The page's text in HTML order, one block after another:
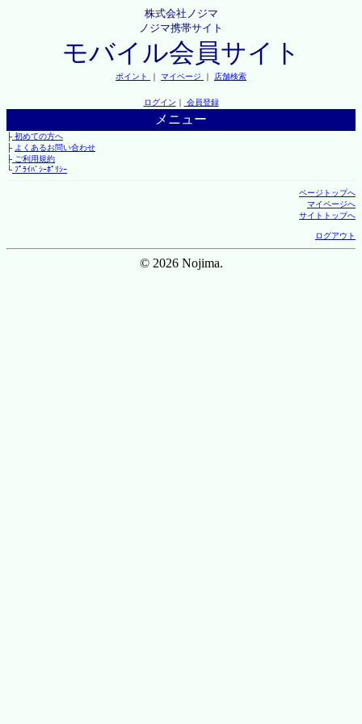
株式会社ノジマ
ノジマ携帯サイト
モバイル会員サイト
ポイント ｜ マイページ ｜ 店舗検索
ログイン ｜ 会員登録
メニュー
├初めての方へ
├ よくあるお問い合わせ
├ご利用規約
└ﾌﾟﾗｲﾊﾞｼｰﾎﾟﾘｼｰ
ページトップへ
マイページへ
サイトトップへ
ログアウト
© 2026 Nojima.